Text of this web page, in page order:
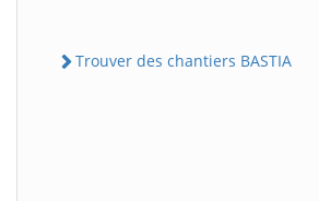
Trouver des chantiers BASTIA